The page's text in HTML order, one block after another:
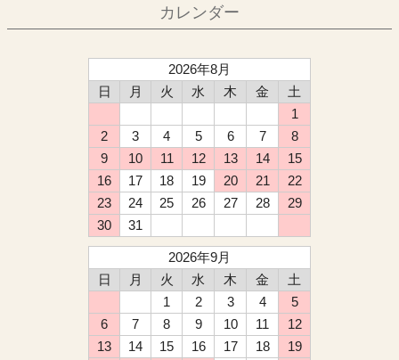
カレンダー
2026年8月
日
月 火 水 木 金
土
1
2
3 4 5 6 7
8
9
10 11 12 13 14
15
16
17 18 19 20 21
22
23
24 25 26 27 28
29
30
31
2026年9月
日
月 火 水 木 金
土
1
2 3 4
5
6
7 8 9 10 11
12
13
14 15 16 17 18
19